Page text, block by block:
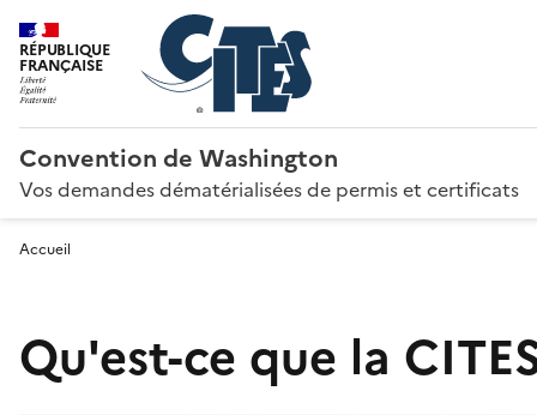
RÉPUBLIQUE
FRANÇAISE
Convention de Washington
Vos demandes dématérialisées de permis et certificats
Accueil
Qu'est-ce que la